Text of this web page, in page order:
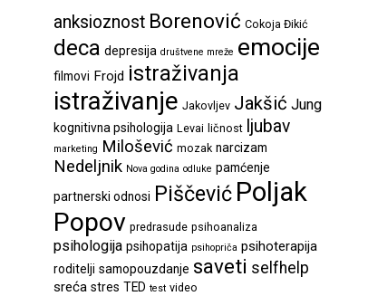
anksioznost Borenović Cokoja Đikić
deca depresija društvene mreže emocije
filmovi Frojd istraživanja
istraživanje Jakovljev Jakšić Jung
kognitivna psihologija Levai ličnost ljubav
marketing Milošević mozak narcizam
Nedeljnik Nova godina odluke pamćenje
partnerski odnosi Piščević Poljak
Popov predrasude psihoanaliza
psihologija psihopatija psihopriča psihoterapija
roditelji samopouzdanje saveti selfhelp
sreća stres TED test video